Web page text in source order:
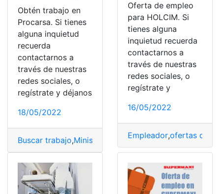
Obtén trabajo en
Procarsa. Si tienes
alguna inquietud
recuerda
contactarnos a
través de nuestras
redes sociales, o
regístrate y déjanos
18/05/2022
Buscar trabajo,Ministerio de Trabajo,Nuevos empleos
Oferta de empleo
para HOLCIM. Si
tienes alguna
inquietud recuerda
contactarnos a
través de nuestras
redes sociales, o
regístrate y
16/05/2022
Empleador,ofertas de